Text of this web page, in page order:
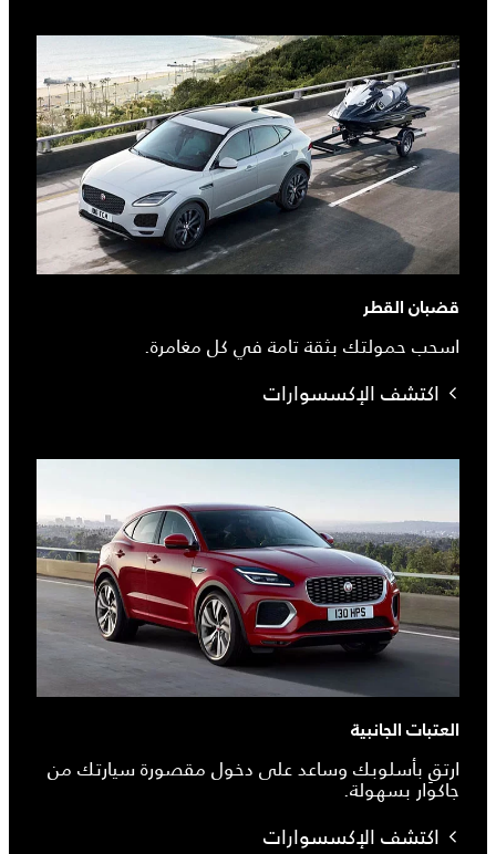
قضبان القطر
اسحب حمولتك بثقة تامة في كل مغامرة.
اكتشف الإكسسوارات
العتبات الجانبية
ارتقِ بأسلوبك وساعد على دخول مقصورة سيارتك من
جاكوار بسهولة.
اكتشف الإكسسوارات